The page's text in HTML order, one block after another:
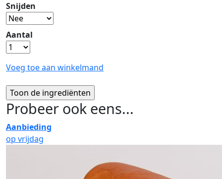
Snijden
Aantal
Voeg toe aan winkelmand
Probeer ook eens...
Aanbieding
op vrijdag